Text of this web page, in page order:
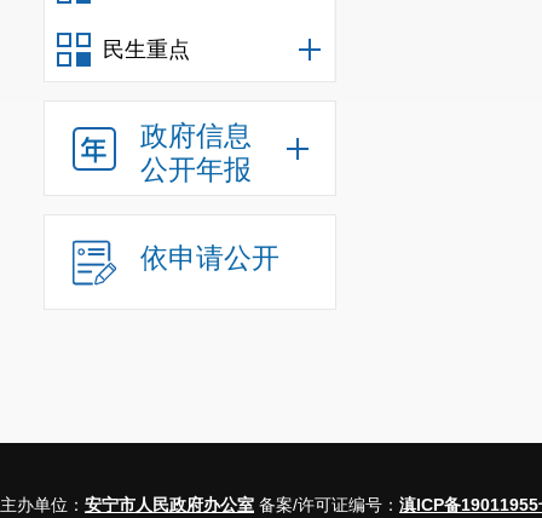
民生重点
政府信息
公开年报
依申请公开
主办单位： 安宁市人民政府办公室 备案/许可证编号： 滇ICP备